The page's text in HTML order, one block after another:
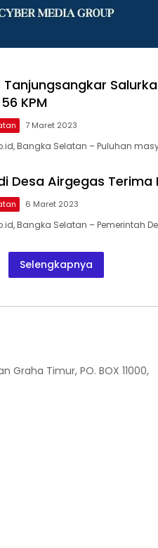
Tanjungsangkar
KPM
7 Maret 2023
Bangka Selatan – Puluhan
Desa Airgegas Terima
6 Maret 2023
Bangka Selatan – Pemerintah
Selengkapnya
Graha Timur, PO. BOX 11000,